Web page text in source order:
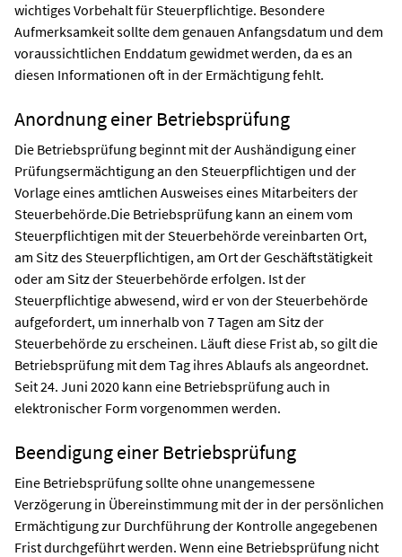
wichtiges Vorbehalt für Steuerpflichtige. Besondere
Aufmerksamkeit sollte dem genauen Anfangsdatum und dem
voraussichtlichen Enddatum gewidmet werden, da es an
diesen Informationen oft in der Ermächtigung fehlt.
Anordnung einer Betriebsprüfung
Die Betriebsprüfung beginnt mit der Aushändigung einer
Prüfungsermächtigung an den Steuerpflichtigen und der
Vorlage eines amtlichen Ausweises eines Mitarbeiters der
Steuerbehörde.Die Betriebsprüfung kann an einem vom
Steuerpflichtigen mit der Steuerbehörde vereinbarten Ort,
am Sitz des Steuerpflichtigen, am Ort der Geschäftstätigkeit
oder am Sitz der Steuerbehörde erfolgen. Ist der
Steuerpflichtige abwesend, wird er von der Steuerbehörde
aufgefordert, um innerhalb von 7 Tagen am Sitz der
Steuerbehörde zu erscheinen. Läuft diese Frist ab, so gilt die
Betriebsprüfung mit dem Tag ihres Ablaufs als angeordnet.
Seit 24. Juni 2020 kann eine Betriebsprüfung auch in
elektronischer Form vorgenommen werden.
Beendigung einer Betriebsprüfung
Eine Betriebsprüfung sollte ohne unangemessene
Verzögerung in Übereinstimmung mit der in der persönlichen
Ermächtigung zur Durchführung der Kontrolle angegebenen
Frist durchgeführt werden. Wenn eine Betriebsprüfung nicht